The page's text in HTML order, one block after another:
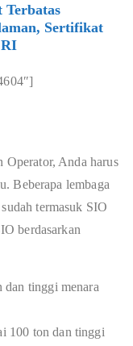
Sertifikat
Operator, Anda harus
Beberapa lembaga
termasuk SIO
berdasarkan
dan tinggi menara
100 ton dan tinggi